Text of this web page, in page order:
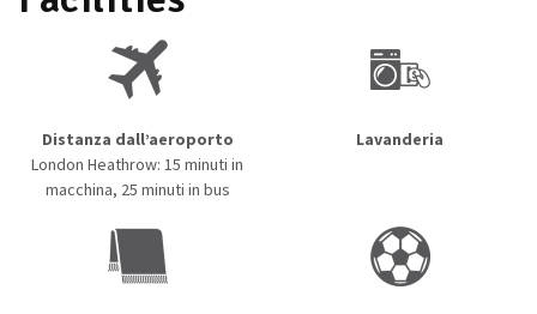
Distanza dall’aeroporto
London Heathrow: 15 minuti in
macchina, 25 minuti in bus
Lavanderia